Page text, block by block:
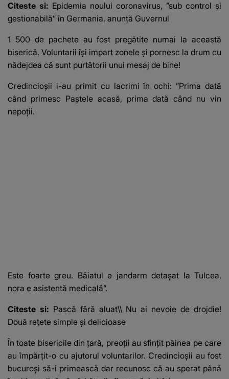
suspecți
Citeste si: Epidemia noului coronavirus, ”sub control şi
gestionabilă” în Germania, anunţă Guvernul
1 500 de pachete au fost pregătite numai la această
biserică. Voluntarii își impart zonele și pornesc la drum cu
nădejdea că sunt purtătorii unui mesaj de bine!
Credincioșii i-au primit cu lacrimi în ochi: ”Prima dată
când primesc Paștele acasă, prima dată când nu vin
nepoții.
Este foarte greu. Băiatul e jandarm detașat la Tulcea,
nora e asistentă medicală”.
Citeste si: Pască fără aluat\\ Nu ai nevoie de drojdie!
Două rețete simple și delicioase
În toate bisericile din țară, preoții au sfințit pâinea pe care
au împărțit-o cu ajutorul voluntarilor. Credincioșii au fost
bucuroși să-i primească dar recunosc că au sperat până